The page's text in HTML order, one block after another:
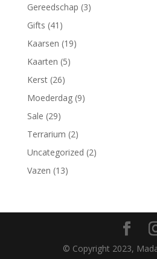
Gereedschap (3)
Gifts (41)
Kaarsen (19)
Kaarten (5)
Kerst (26)
Moederdag (9)
Sale (29)
Terrarium (2)
Uncategorized (2)
Vazen (13)
© Copyright 2023,